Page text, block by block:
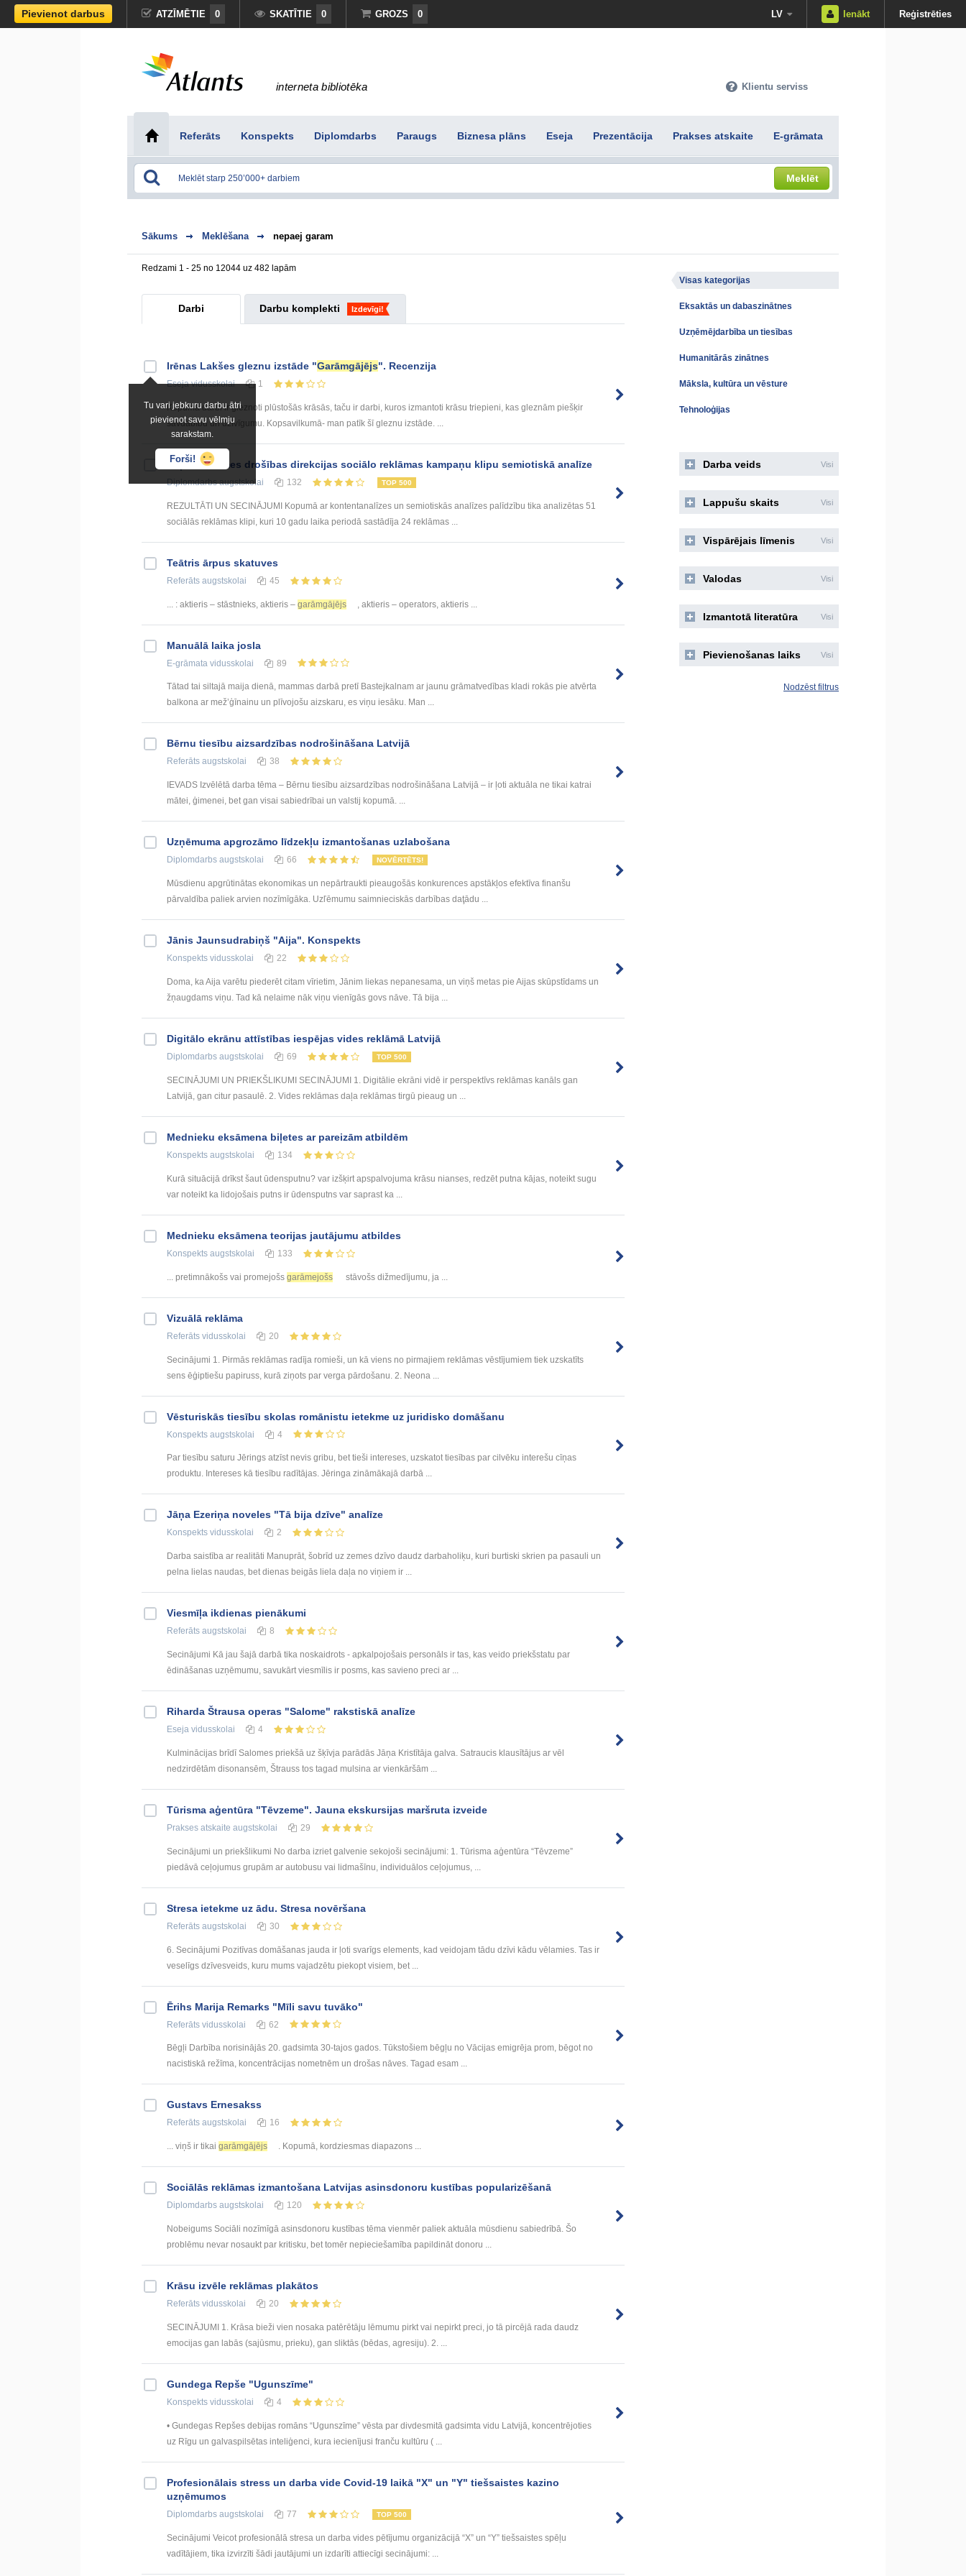
Pievienot darbus ATZĪMĒTIE 0 SKATĪTIE 0 GROZS 0 LV Ienākt Reģistrēties
interneta bibliotēka Klientu serviss
Referāts Konspekts Diplomdarbs Paraugs Biznesa plāns Eseja Prezentācija Prakses atskaite E-grāmata
Meklēt
Sākums Meklēšana nepaej garam
Redzami 1 - 25 no 12044 uz 482 lapām
Darbi Darbu komplekti Izdevīgi!
Tu vari jebkuru darbu ātri
pievienot savu vēlmju
sarakstam.
Forši!
Irēnas Lakšes gleznu izstāde "Garāmgājējs". Recenzija
Esejavidusskolai 1
Kopumā darbi ir gleznoti plūstošās krāsās, taču ir darbi, kuros izmantoti krāsu triepieni, kas gleznām piešķir
savdabību un dzīvīgumu. Kopsavilkumā- man patīk šī gleznu izstāde. ...
Ceļu satiksmes drošības direkcijas sociālo reklāmas kampaņu klipu semiotiskā analīze
Diplomdarbsaugstskolai 132 TOP 500
REZULTĀTI UN SECINĀJUMI Kopumā ar kontentanalīzes un semiotiskās analīzes palīdzību tika analizētas 51
sociālās reklāmas klipi, kuri 10 gadu laika periodā sastādīja 24 reklāmas ...
Teātris ārpus skatuves
Referāts augstskolai 45
... : aktieris – stāstnieks, aktieris – garāmgājējs , aktieris – operators, aktieris ...
Manuālā laika josla
E-grāmata vidusskolai 89
Tātad tai siltajā maija dienā, mammas darbā pretī Bastejkalnam ar jaunu grāmatvedības kladi rokās pie atvērta
balkona ar mež’ģīnainu un plīvojošu aizskaru, es viņu iesāku. Man ...
Bērnu tiesību aizsardzības nodrošināšana Latvijā
Referāts augstskolai 38
IEVADS Izvēlētā darba tēma – Bērnu tiesību aizsardzības nodrošināšana Latvijā – ir ļoti aktuāla ne tikai katrai
mātei, ģimenei, bet gan visai sabiedrībai un valstij kopumā. ...
Uzņēmuma apgrozāmo līdzekļu izmantošanas uzlabošana
Diplomdarbs augstskolai 66 NOVĒRTĒTS!
Mūsdienu apgrūtinātas ekonomikas un nepārtraukti pieaugošās konkurences apstākļos efektīva finanšu
pārvaldība paliek arvien nozīmīgāka. Uzľēmumu saimnieciskās darbības daţādu ...
Jānis Jaunsudrabiņš "Aija". Konspekts
Konspekts vidusskolai 22
Doma, ka Aija varētu piederēt citam vīrietim, Jānim liekas nepanesama, un viņš metas pie Aijas skūpstīdams un
žņaugdams viņu. Tad kā nelaime nāk viņu vienīgās govs nāve. Tā bija ...
Digitālo ekrānu attīstības iespējas vides reklāmā Latvijā
Diplomdarbs augstskolai 69 TOP 500
SECINĀJUMI UN PRIEKŠLIKUMI SECINĀJUMI 1. Digitālie ekrāni vidē ir perspektīvs reklāmas kanāls gan
Latvijā, gan citur pasaulē. 2. Vides reklāmas daļa reklāmas tirgū pieaug un ...
Mednieku eksāmena biļetes ar pareizām atbildēm
Konspekts augstskolai 134
Kurā situācijā drīkst šaut ūdensputnu? var izšķirt apspalvojuma krāsu nianses, redzēt putna kājas, noteikt sugu
var noteikt ka lidojošais putns ir ūdensputns var saprast ka ...
Mednieku eksāmena teorijas jautājumu atbildes
Konspekts augstskolai 133
... pretimnākošs vai promejošs garāmejošs stāvošs dižmedījumu, ja ...
Vizuālā reklāma
Referāts vidusskolai 20
Secinājumi 1. Pirmās reklāmas radīja romieši, un kā viens no pirmajiem reklāmas vēstījumiem tiek uzskatīts
sens ēģiptiešu papiruss, kurā ziņots par verga pārdošanu. 2. Neona ...
Vēsturiskās tiesību skolas romānistu ietekme uz juridisko domāšanu
Konspekts augstskolai 4
Par tiesību saturu Jērings atzīst nevis gribu, bet tieši intereses, uzskatot tiesības par cilvēku interešu cīņas
produktu. Intereses kā tiesību radītājas. Jēringa zināmākajā darbā ...
Jāņa Ezeriņa noveles "Tā bija dzīve" analīze
Konspekts vidusskolai 2
Darba saistība ar realitāti Manuprāt, šobrīd uz zemes dzīvo daudz darbaholiķu, kuri burtiski skrien pa pasauli un
pelna lielas naudas, bet dienas beigās liela daļa no viņiem ir ...
Viesmīļa ikdienas pienākumi
Referāts augstskolai 8
Secinājumi Kā jau šajā darbā tika noskaidrots - apkalpojošais personāls ir tas, kas veido priekšstatu par
ēdināšanas uzņēmumu, savukārt viesmīlis ir posms, kas savieno preci ar ...
Riharda Štrausa operas "Salome" rakstiskā analīze
Eseja vidusskolai 4
Kulminācijas brīdī Salomes priekšā uz šķīvja parādās Jāņa Kristītāja galva. Satraucis klausītājus ar vēl
nedzirdētām disonansēm, Štrauss tos tagad mulsina ar vienkāršām ...
Tūrisma aģentūra "Tēvzeme". Jauna ekskursijas maršruta izveide
Prakses atskaite augstskolai 29
Secinājumi un priekšlikumi No darba izriet galvenie sekojoši secinājumi: 1. Tūrisma aģentūra “Tēvzeme”
piedāvā ceļojumus grupām ar autobusu vai lidmašīnu, individuālos ceļojumus, ...
Stresa ietekme uz ādu. Stresa novēršana
Referāts augstskolai 30
6. Secinājumi Pozitīvas domāšanas jauda ir ļoti svarīgs elements, kad veidojam tādu dzīvi kādu vēlamies. Tas ir
veselīgs dzīvesveids, kuru mums vajadzētu piekopt visiem, bet ...
Ērihs Marija Remarks "Mīli savu tuvāko"
Referāts vidusskolai 62
Bēgļi Darbība norisinājās 20. gadsimta 30-tajos gados. Tūkstošiem bēgļu no Vācijas emigrēja prom, bēgot no
nacistiskā režīma, koncentrācijas nometnēm un drošas nāves. Tagad esam ...
Gustavs Ernesakss
Referāts augstskolai 16
... viņš ir tikai garāmgājējs . Kopumā, kordziesmas diapazons ...
Sociālās reklāmas izmantošana Latvijas asinsdonoru kustības popularizēšanā
Diplomdarbs augstskolai 120
Nobeigums Sociāli nozīmīgā asinsdonoru kustības tēma vienmēr paliek aktuāla mūsdienu sabiedrībā. Šo
problēmu nevar nosaukt par kritisku, bet tomēr nepieciešamība papildināt donoru ...
Krāsu izvēle reklāmas plakātos
Referāts vidusskolai 20
SECINĀJUMI 1. Krāsa bieži vien nosaka patērētāju lēmumu pirkt vai nepirkt preci, jo tā pircējā rada daudz
emocijas gan labās (sajūsmu, prieku), gan sliktās (bēdas, agresiju). 2. ...
Gundega Repše "Ugunszīme"
Konspekts vidusskolai 4
• Gundegas Repšes debijas romāns “Ugunszīme” vēsta par divdesmitā gadsimta vidu Latvijā, koncentrējoties
uz Rīgu un galvaspilsētas inteliģenci, kura iecienījusi franču kultūru ( ...
Profesionālais stress un darba vide Covid-19 laikā "X" un "Y" tiešsaistes kazino
uzņēmumos
Diplomdarbs augstskolai 77 TOP 500
Secinājumi Veicot profesionālā stresa un darba vides pētījumu organizācijā “X” un “Y” tiešsaistes spēļu
vadītājiem, tika izvirzīti šādi jautājumi un izdarīti attiecīgi secinājumi: ...
Visas kategorijas
Eksaktās un dabaszinātnes
Uzņēmējdarbība un tiesības
Humanitārās zinātnes
Māksla, kultūra un vēsture
Tehnoloģijas
Darba veids Visi
Lappušu skaits Visi
Vispārējais līmenis Visi
Valodas Visi
Izmantotā literatūra Visi
Pievienošanas laiks Visi
Nodzēst filtrus